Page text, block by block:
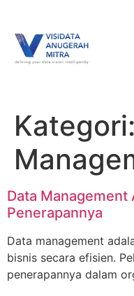
Kategori:
Data Management
Penerapannya
Data management
bisnis secara efisien.
penerapannya dalam